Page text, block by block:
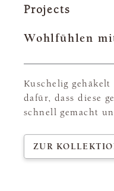
Projects
Wohlfühlen
Kuschelig
dafür, dass diese
schnell gemacht
ZUR